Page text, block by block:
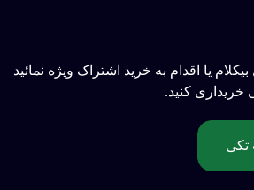
یا اقدام به خرید اشتراک ویژه نمائید
خریداری کنید.
تکی